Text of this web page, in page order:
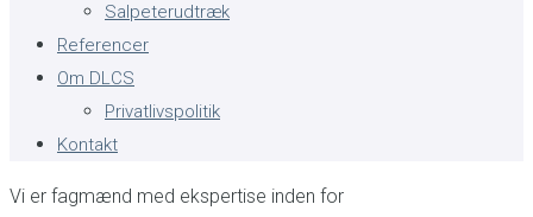
Salpeterudtræk
Referencer
Om DLCS
Privatlivspolitik
Kontakt
Vi er fagmænd med ekspertise inden for